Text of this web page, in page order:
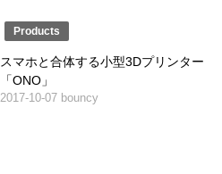
Products
スマホと合体する小型3Dプリンター
「ONO」
2017-10-07 bouncy